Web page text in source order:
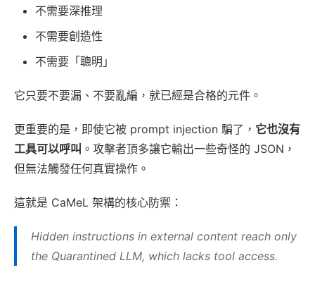
不需要深推理
不需要創造性
不需要「聰明」
它只要不要漏、不要亂編，就已經是合格的元件。
更重要的是，即使它被 prompt injection 騙了， 它也沒有
工具可以呼叫 。攻擊者頂多讓它輸出一些奇怪的 JSON，
但無法觸發任何真實操作。
這就是 CaMeL 架構的核心防禦：
Hidden instructions in external content reach only
the Quarantined LLM, which lacks tool access.